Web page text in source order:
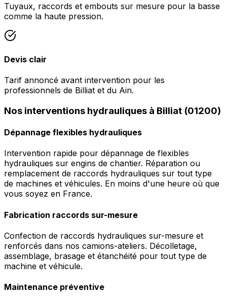
Tuyaux, raccords et embouts sur mesure pour la basse
comme la haute pression.
Devis clair
Tarif annoncé avant intervention pour les
professionnels de Billiat et du Ain.
Nos interventions hydrauliques à Billiat (01200)
Dépannage flexibles hydrauliques
Intervention rapide pour dépannage de flexibles
hydrauliques sur engins de chantier. Réparation ou
remplacement de raccords hydrauliques sur tout type
de machines et véhicules. En moins d'une heure où que
vous soyez en France.
Fabrication raccords sur-mesure
Confection de raccords hydrauliques sur-mesure et
renforcés dans nos camions-ateliers. Décolletage,
assemblage, brasage et étanchéité pour tout type de
machine et véhicule.
Maintenance préventive